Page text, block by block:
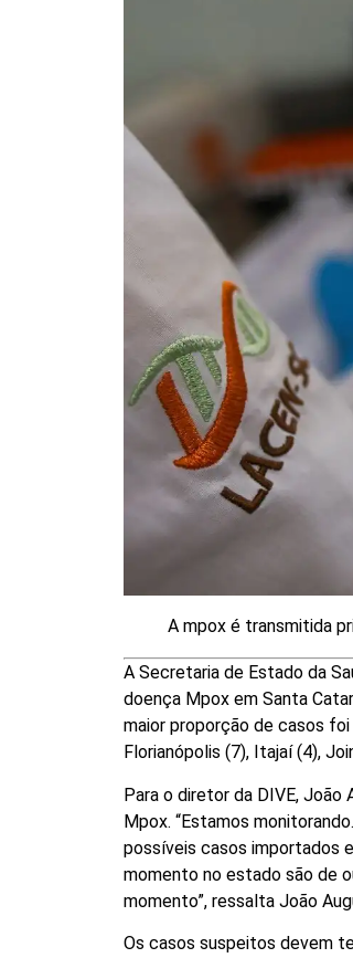
A mpox é transmitida
A Secretaria de Estado da
doença Mpox em Santa
maior proporção de casos
Florianópolis (7), Itajaí (4),
Para o diretor da DIVE, João
Mpox. “Estamos
possíveis casos importados
momento no estado são de
momento”, ressalta João
Os casos suspeitos devem